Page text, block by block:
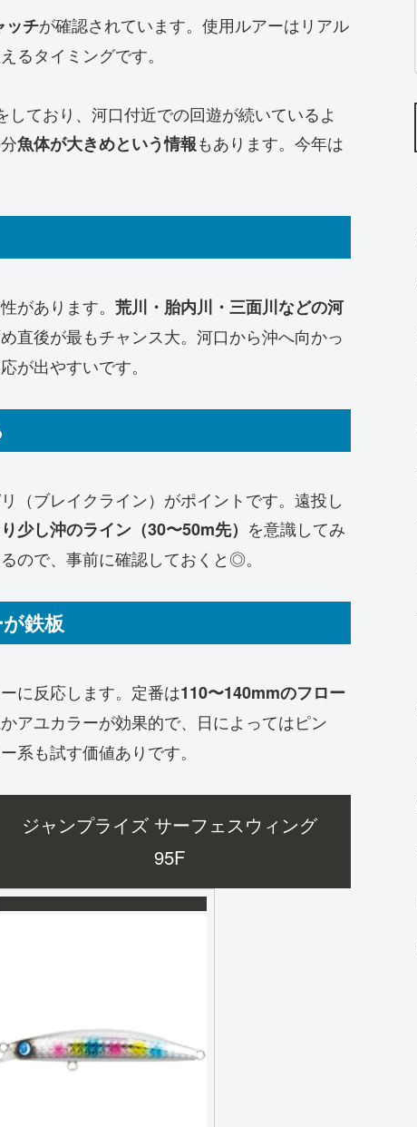
ッチが確認されています。使用ルアーはリアル
るタイミングです。
ており、河口付近での回遊が続いているよ
魚体が大きめという情報もあります。今年は
があります。 荒川・胎内川・三面川などの河
直後が最もチャンス大。河口から沖へ向かっ
が出やすいです。
（ブレイクライン）がポイントです。遠投し
少し沖のライン（30〜50m先） を意識してみ
ので、事前に確認しておくと◎。
鉄板
に反応します。定番は110〜140mmのフロー
アユカラーが効果的で、日によってはピン
系も試す価値ありです。
ジャンプライズ サーフェスウィング
95F